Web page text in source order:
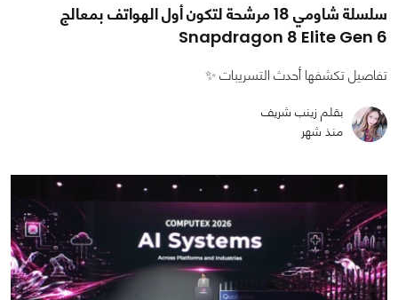
سلسلة شاومي 18 مرشحة لتكون أول الهواتف بمعالج
Snapdragon 8 Elite Gen 6
تفاصيل تكشفها أحدث التسريبات ✨
بقلم زينب شريف
منذ شهر